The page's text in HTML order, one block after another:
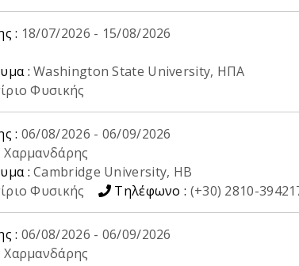
: 18/07/2026 - 15/08/2026
:Washington State University, ΗΠΑ
Φυσικής
: 06/08/2026 - 06/09/2026
Χαρμανδάρης
:Cambridge University, ΗΒ
Φυσικής Τηλέφωνο : (+30) 2810-
: 06/08/2026 - 06/09/2026
Χαρμανδάρης